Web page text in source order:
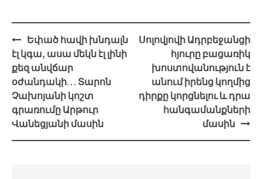
Post
navigation
Եփած հավի խնդալն
էլ կգա, ասա մեկն էլ լինի
քեզ անվճար
օժանդակի… Տարոն
Չախոյանի կոշտ
գրառումը Արթուր
Վանեցյանի մասին
Սոլովյովի Ադրբեջանցի
հյուրը բացառիկ
խոստովանություն է
անում իրենց կողմից
դիրքը կորցնելու և դրա
հանգամանքների
մասին